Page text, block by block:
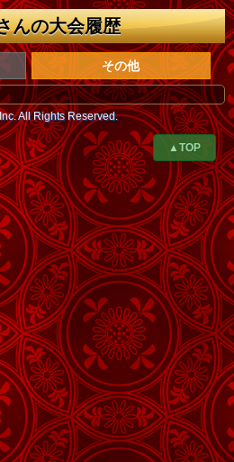
んの大会履歴
その他
All Rights Reserved.
▲TOP